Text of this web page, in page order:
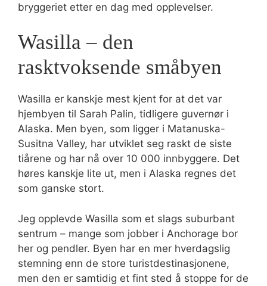
bryggeriet etter en dag med opplevelser.
Wasilla – den
rasktvoksende småbyen
Wasilla er kanskje mest kjent for at det var
hjembyen til Sarah Palin, tidligere guvernør i
Alaska. Men byen, som ligger i Matanuska-
Susitna Valley, har utviklet seg raskt de siste
tiårene og har nå over 10 000 innbyggere. Det
høres kanskje lite ut, men i Alaska regnes det
som ganske stort.
Jeg opplevde Wasilla som et slags suburbant
sentrum – mange som jobber i Anchorage bor
her og pendler. Byen har en mer hverdagslig
stemning enn de store turistdestinasjonene,
men den er samtidig et fint sted å stoppe for de